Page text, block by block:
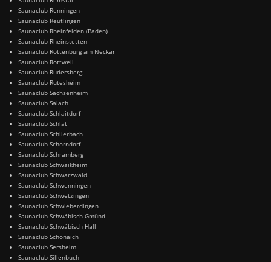
Saunaclub Renningen
Saunaclub Reutlingen
Saunaclub Rheinfelden (Baden)
Saunaclub Rheinstetten
Saunaclub Rottenburg am Neckar
Saunaclub Rottweil
Saunaclub Rudersberg
Saunaclub Rutesheim
Saunaclub Sachsenheim
Saunaclub Salach
Saunaclub Schlaitdorf
Saunaclub Schlat
Saunaclub Schlierbach
Saunaclub Schorndorf
Saunaclub Schramberg
Saunaclub Schwaikheim
Saunaclub Schwarzwald
Saunaclub Schwenningen
Saunaclub Schwetzingen
Saunaclub Schwieberdingen
Saunaclub Schwäbisch Gmünd
Saunaclub Schwäbisch Hall
Saunaclub Schönaich
Saunaclub Sersheim
Saunaclub Sillenbuch